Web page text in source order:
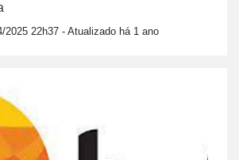
2025 22h37 - Atualizado há 1 ano